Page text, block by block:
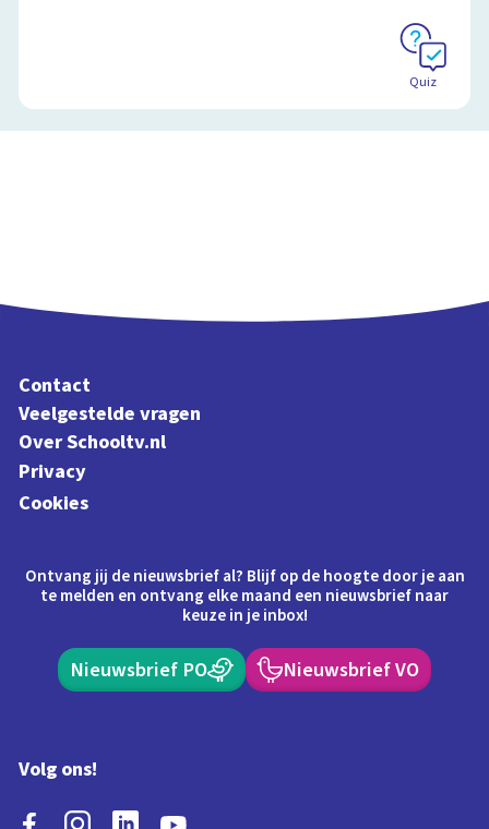
Quiz
Contact
Veelgestelde vragen
Over Schooltv.nl
Privacy
Cookies
Ontvang jij de nieuwsbrief al? Blijf op de hoogte door je aan
te melden en ontvang elke maand een nieuwsbrief naar
keuze in je inbox!
Nieuwsbrief PO Nieuwsbrief VO
Volg ons!